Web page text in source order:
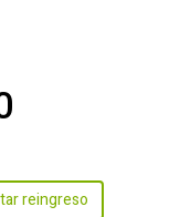
reingreso